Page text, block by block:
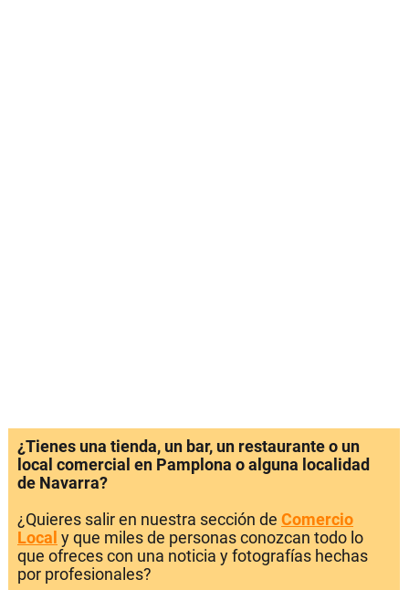
¿Tienes una tienda, un bar, un restaurante o un
local comercial en Pamplona o alguna localidad
de Navarra?
¿Quieres salir en nuestra sección de Comercio
Local y que miles de personas conozcan todo lo
que ofreces con una noticia y fotografías hechas
por profesionales?